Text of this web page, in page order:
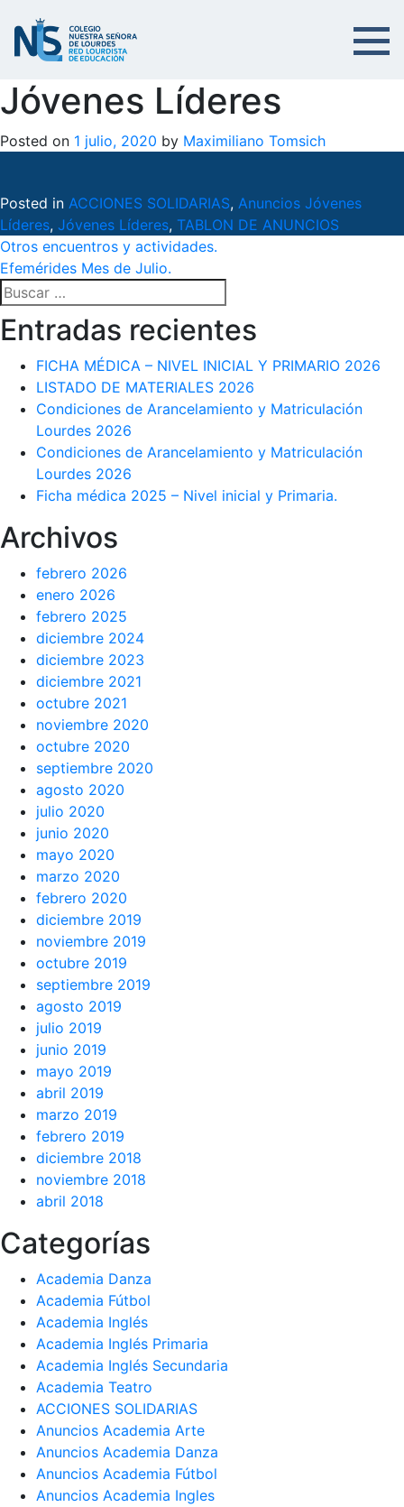
Jóvenes Líderes
Posted on 1 julio, 2020 by Maximiliano Tomsich
Posted in ACCIONES SOLIDARIAS, Anuncios Jóvenes
Líderes, Jóvenes Líderes, TABLON DE ANUNCIOS
Navegación
de
entradas
Otros encuentros y actividades.
Efemérides Mes de Julio.
Buscar:
Entradas recientes
FICHA MÉDICA – NIVEL INICIAL Y PRIMARIO 2026
LISTADO DE MATERIALES 2026
Condiciones de Arancelamiento y Matriculación
Lourdes 2026
Condiciones de Arancelamiento y Matriculación
Lourdes 2026
Ficha médica 2025 – Nivel inicial y Primaria.
Archivos
febrero 2026
enero 2026
febrero 2025
diciembre 2024
diciembre 2023
diciembre 2021
octubre 2021
noviembre 2020
octubre 2020
septiembre 2020
agosto 2020
julio 2020
junio 2020
mayo 2020
marzo 2020
febrero 2020
diciembre 2019
noviembre 2019
octubre 2019
septiembre 2019
agosto 2019
julio 2019
junio 2019
mayo 2019
abril 2019
marzo 2019
febrero 2019
diciembre 2018
noviembre 2018
abril 2018
Categorías
Academia Danza
Academia Fútbol
Academia Inglés
Academia Inglés Primaria
Academia Inglés Secundaria
Academia Teatro
ACCIONES SOLIDARIAS
Anuncios Academia Arte
Anuncios Academia Danza
Anuncios Academia Fútbol
Anuncios Academia Ingles